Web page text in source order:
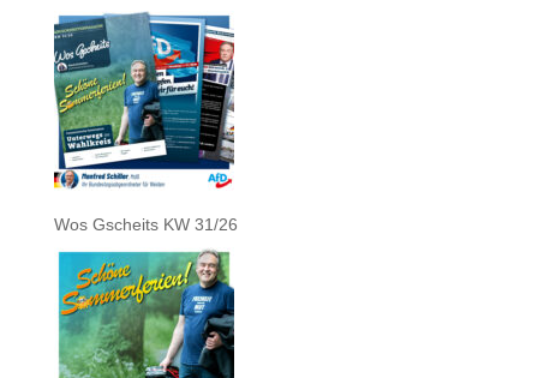
Wos Gscheits KW 31/26